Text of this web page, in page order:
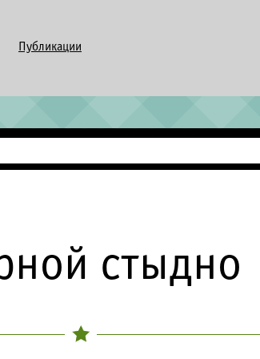
Публикации
стыдно